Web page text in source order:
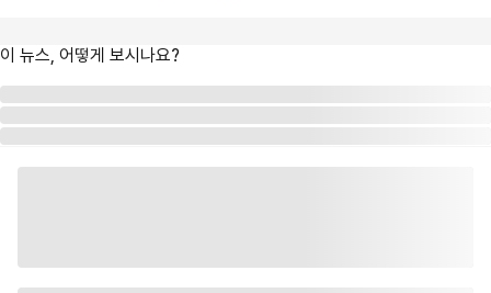
이 뉴스, 어떻게 보시나요?